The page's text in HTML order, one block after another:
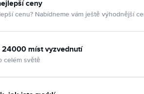
ceny
cenu? Nabídneme vám ještě výhodnější
24000 míst vyzvednutí
celém světě